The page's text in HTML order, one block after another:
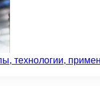
технологии,